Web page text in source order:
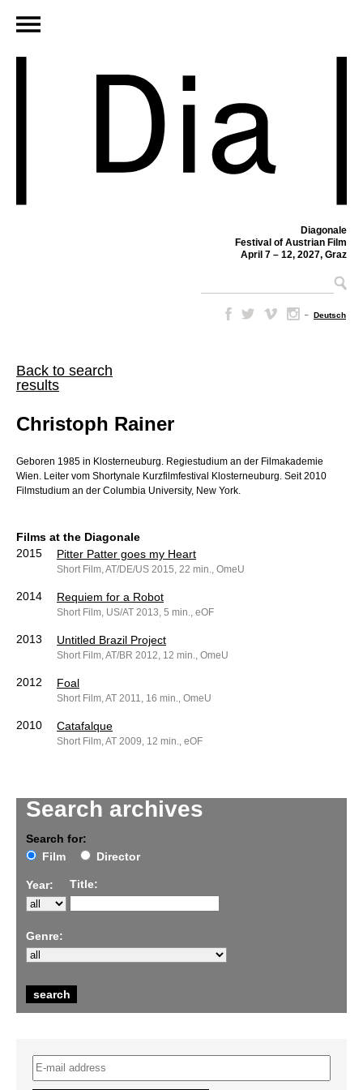
Diagonale
Festival of Austrian Film
April 7 – 12, 2027, Graz
– Deutsch
Back to search
results
Search archives
Search for:
Film
Director
Year: Title:
Genre:
Christoph Rainer
Geboren 1985 in Klosterneuburg. Regiestudium an der Filmakademie
Wien. Leiter vom Shortynale Kurzfilmfestival Klosterneuburg. Seit 2010
Filmstudium an der Columbia University, New York.
Films at the Diagonale
2015
Pitter Patter goes my Heart
Short Film, AT/DE/US 2015, 22 min., OmeU
2014 Requiem for a Robot
Short Film, US/AT 2013, 5 min., eOF
2013 Untitled Brazil Project
Short Film, AT/BR 2012, 12 min., OmeU
2012 Foal
Short Film, AT 2011, 16 min., OmeU
2010 Catafalque
Short Film, AT 2009, 12 min., eOF